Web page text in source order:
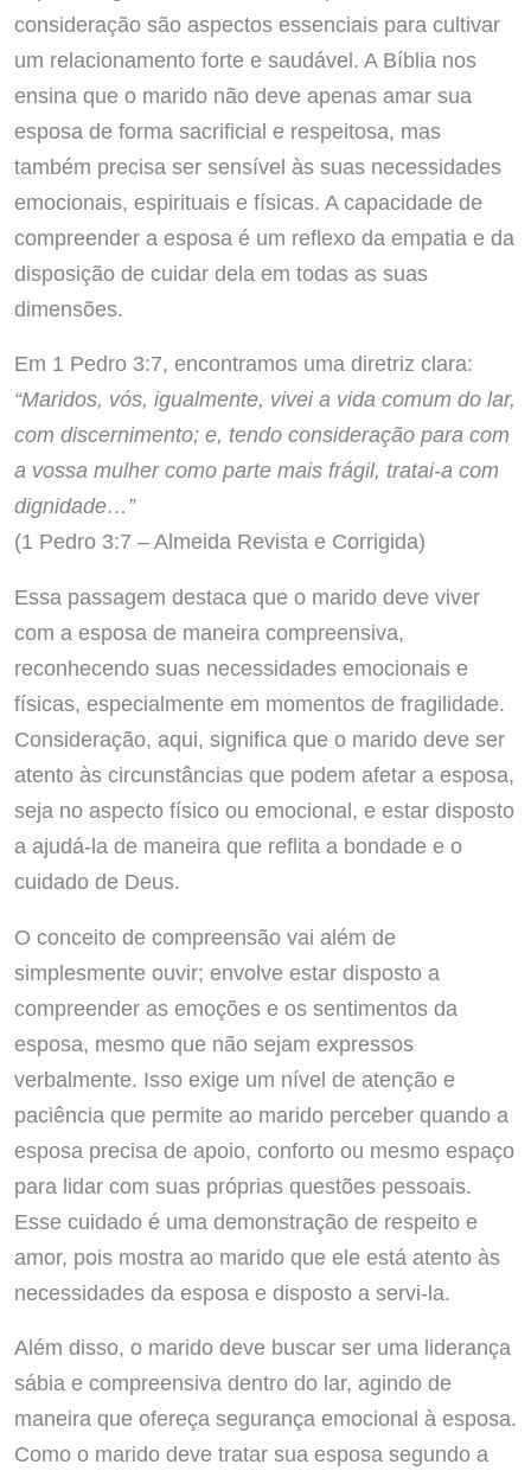
consideração são aspectos essenciais para cultivar
um relacionamento forte e saudável. A Bíblia nos
ensina que o marido não deve apenas amar sua
esposa de forma sacrificial e respeitosa, mas
também precisa ser sensível às suas necessidades
emocionais, espirituais e físicas. A capacidade de
compreender a esposa é um reflexo da empatia e da
disposição de cuidar dela em todas as suas
dimensões.
Em 1 Pedro 3:7, encontramos uma diretriz clara:
“Maridos, vós, igualmente, vivei a vida comum do lar,
com discernimento; e, tendo consideração para com
a vossa mulher como parte mais frágil, tratai-a com
dignidade…”
(1 Pedro 3:7 – Almeida Revista e Corrigida)
Essa passagem destaca que o marido deve viver
com a esposa de maneira compreensiva,
reconhecendo suas necessidades emocionais e
físicas, especialmente em momentos de fragilidade.
Consideração, aqui, significa que o marido deve ser
atento às circunstâncias que podem afetar a esposa,
seja no aspecto físico ou emocional, e estar disposto
a ajudá-la de maneira que reflita a bondade e o
cuidado de Deus.
O conceito de compreensão vai além de
simplesmente ouvir; envolve estar disposto a
compreender as emoções e os sentimentos da
esposa, mesmo que não sejam expressos
verbalmente. Isso exige um nível de atenção e
paciência que permite ao marido perceber quando a
esposa precisa de apoio, conforto ou mesmo espaço
para lidar com suas próprias questões pessoais.
Esse cuidado é uma demonstração de respeito e
amor, pois mostra ao marido que ele está atento às
necessidades da esposa e disposto a servi-la.
Além disso, o marido deve buscar ser uma liderança
sábia e compreensiva dentro do lar, agindo de
maneira que ofereça segurança emocional à esposa.
Como o marido deve tratar sua esposa segundo a